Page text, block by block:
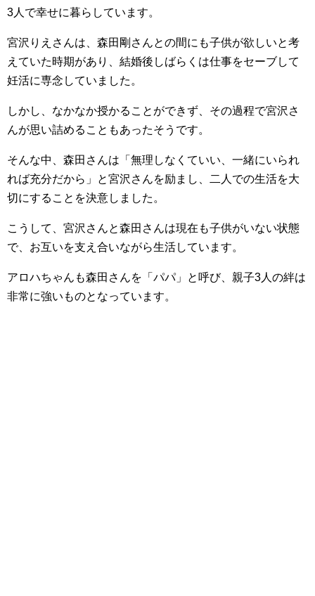
3人で幸せに暮らしています。​
宮沢りえさんは、森田剛さんとの間にも子供が欲しいと考
えていた時期があり、結婚後しばらくは仕事をセーブして
妊活に専念していました。
しかし、なかなか授かることができず、その過程で宮沢さ
んが思い詰めることもあったそうです。
そんな中、森田さんは「無理しなくていい、一緒にいられ
れば充分だから」と宮沢さんを励まし、二人での生活を大
切にすることを決意しました。
こうして、宮沢さんと森田さんは現在も子供がいない状態
で、お互いを支え合いながら生活しています。
アロハちゃんも森田さんを「パパ」と呼び、親子3人の絆は
非常に強いものとなっています。